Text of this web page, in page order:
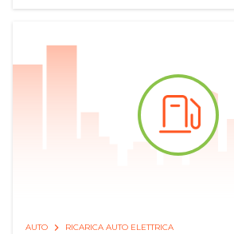
AUTO RICARICA AUTO ELETTRICA